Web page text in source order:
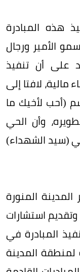
هذه المبادرة
الأمير ورجال
على أن تنفيذ
مالية، لافتا إلى
(أحب لأخيك ما
وأن الحي
(سيد الشهداء)
المنورة
استشارات
المبادرة في
لمنطقة المدينة